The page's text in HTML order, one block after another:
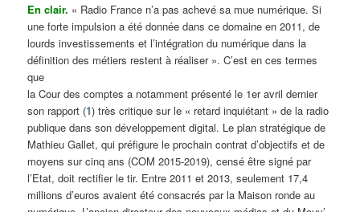
En clair. « Radio France n’a pas achevé sa mue numérique. Si
une forte impulsion a été donnée dans ce domaine en 2011, de
lourds investissements et l’intégration du numérique dans la
définition des métiers restent à réaliser ». C’est en ces termes
que
la Cour des comptes a notamment présenté le 1er avril dernier
son rapport (1) très critique sur le « retard inquiétant » de la radio
publique dans son développement digital. Le plan stratégique de
Mathieu Gallet, qui préfigure le prochain contrat d’objectifs et de
moyens sur cinq ans (COM 2015-2019), censé être signé par
l’Etat, doit rectifier le tir. Entre 2011 et 2013, seulement 17,4
millions d’euros avaient été consacrés par la Maison ronde au